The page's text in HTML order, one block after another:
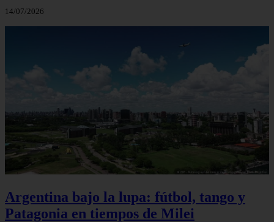
14/07/2026
Argentina bajo la lupa: fútbol, tango y
Patagonia en tiempos de Milei